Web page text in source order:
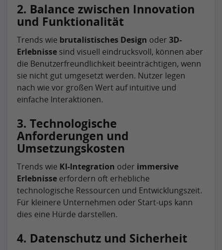
2. Balance zwischen Innovation
und Funktionalität
Trends wie brutalistisches Design oder 3D-
Erlebnisse sind visuell eindrucksvoll, können aber
die Benutzerfreundlichkeit beeinträchtigen, wenn
sie nicht gut umgesetzt werden. Nutzer legen
nach wie vor großen Wert auf intuitive und
einfache Interaktionen.
3. Technologische
Anforderungen und
Umsetzungskosten
Trends wie KI-Integration oder immersive
Erlebnisse erfordern oft erhebliche
technologische Ressourcen und Entwicklungszeit.
Für kleinere Unternehmen oder Start-ups kann
dies eine Hürde darstellen.
4. Datenschutz und Sicherheit